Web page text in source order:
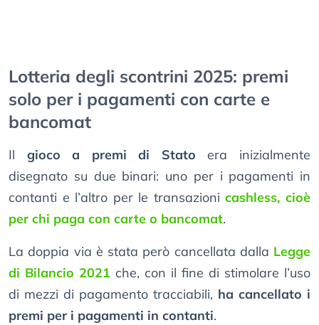
Lotteria degli scontrini 2025: premi
solo per i pagamenti con carte e
bancomat
Il gioco a premi di Stato era inizialmente
disegnato su due binari: uno per i pagamenti in
contanti e l’altro per le transazionicashless, cioè
per chi paga con carte o bancomat.
La doppia via è stata però cancellata dalla Legge
di Bilancio 2021 che, con il fine di stimolare l’uso
di mezzi di pagamento tracciabili, ha cancellato i
premi per i pagamenti in contanti.